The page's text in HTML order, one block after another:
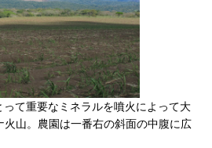
て重要なミネラルを噴火によって大
山。農園は一番右の斜面の中腹に広